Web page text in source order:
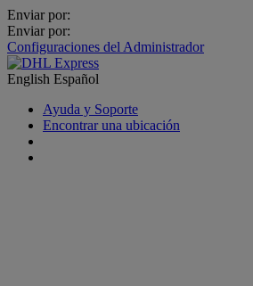
Enviar por:
Enviar por:
Configuraciones del Administrador
English Español
Ayuda y Soporte
Encontrar una ubicación